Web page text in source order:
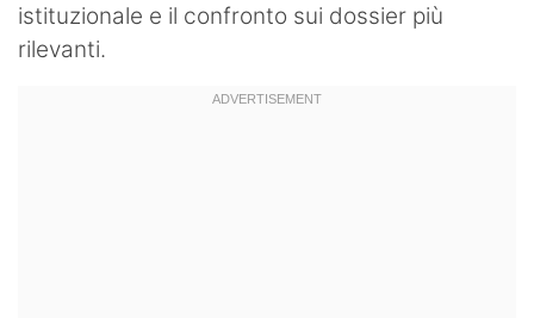
istituzionale e il confronto sui dossier più
rilevanti.